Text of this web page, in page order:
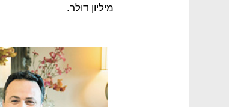
מיליון דולר.